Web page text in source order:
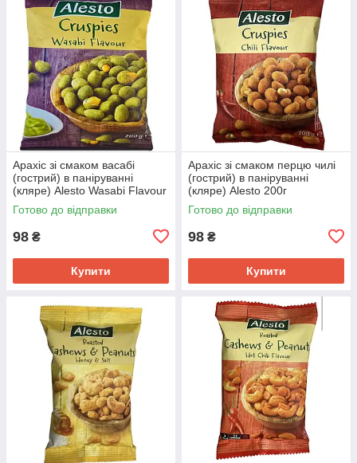
Арахіс зі смаком васабі
(гострий) в паніруванні
(кляре) Alesto Wasabi Flavour
200г Німеччина
Готово до відправки
98 ₴
Купити
Арахіс зі смаком перцю чилі
(гострий) в паніруванні
(кляре) Alesto 200г
Німеччина
Готово до відправки
98 ₴
Купити